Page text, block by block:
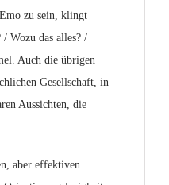
zu sein, klingt
Wozu das alles? /
Auch die übrigen
Gesellschaft, in
Aussichten, die
aber effektiven